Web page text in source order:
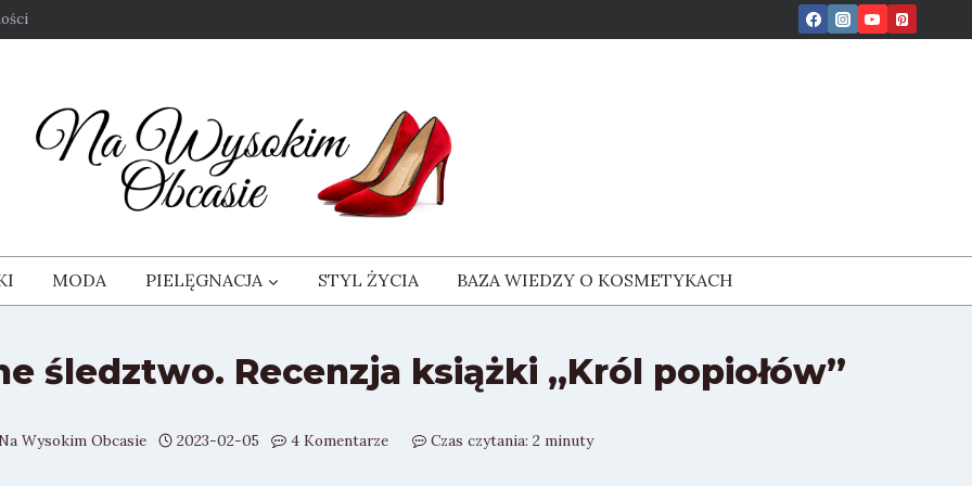
MODA PIELĘGNACJA STYL ŻYCIA BAZA WIEDZY O KOSMETYKACH
śledztwo. Recenzja książki „Król popiołów”
Na Wysokim Obcasie 2023-02-05 4 Komentarze Czas czytania: 2 minuty